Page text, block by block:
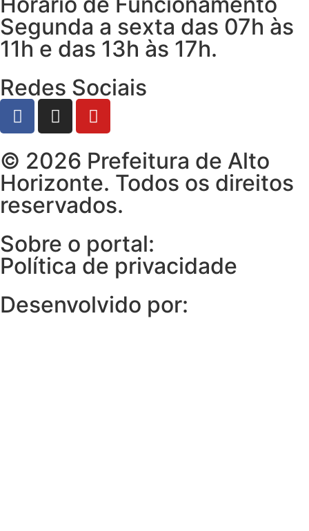
Segunda a sexta das 07h às
11h e das 13h às 17h.
Redes Sociais
© 2026 Prefeitura de Alto
Horizonte. Todos os direitos
reservados.
Sobre o portal:
Política de privacidade
Desenvolvido por: